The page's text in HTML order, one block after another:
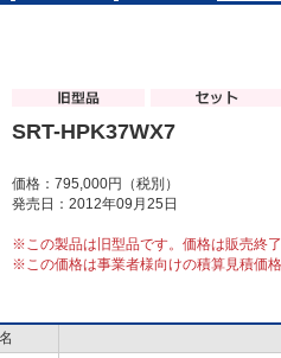
SRT-HPK37WX7
価格：795,000円（税別）
発売日：2012年09月25日
※この製品は旧型品です。価格は販売終
※この価格は事業者様向けの積算見積価